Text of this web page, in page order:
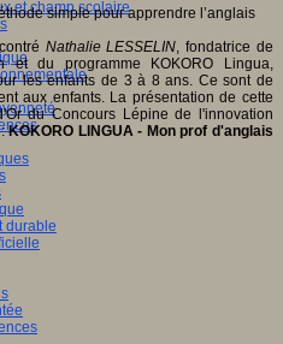
et champ scolaire
durable
Nathalie LESSELIN , fondatrice de
et du programme KOKORO Lingua,
les enfants de 3 à 8 ans. Ce sont de
aux enfants. La présentation de cette
du Concours Lépine de l'innovation
:KOKORO LINGUA - Mon prof d'anglais